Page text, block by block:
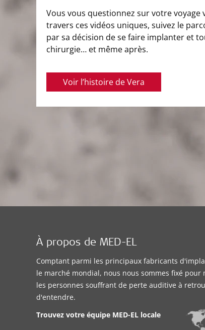
Vous vous questionnez sur votre voyage
travers ces vidéos uniques, suivez le
par sa décision de se faire implanter et
chirurgie… et même après.
Voir l’histoire de Vera
À propos de MED-EL
Comptant parmi les principaux fabricants
le marché mondial, nous nous sommes fixé pour
les personnes souffrant de perte auditive à
d'entendre.
Trouvez votre équipe MED-EL locale